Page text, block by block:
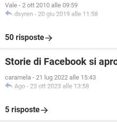
Vale - 2 ott 2010 alle 09:59
dsyren - 20 giu 2019 alle 11:58
50 risposte
Storie di Facebook si
caramela - 21 lug 2022 alle 15:43
Ago - 23 ott 2023 alle 13:58
5 risposte